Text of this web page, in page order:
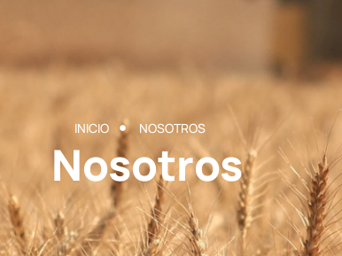
INICIO NOSOTROS
Nosotros